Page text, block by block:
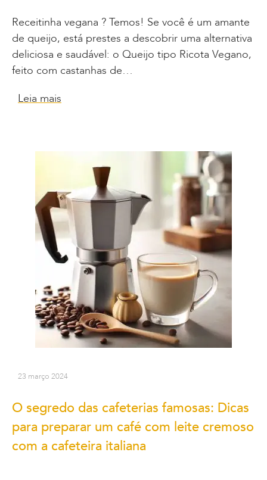
Receitinha vegana ? Temos! Se você é um amante
de queijo, está prestes a descobrir uma alternativa
deliciosa e saudável: o Queijo tipo Ricota Vegano,
feito com castanhas de…
Leia mais
23 março 2024
O segredo das cafeterias famosas: Dicas
para preparar um café com leite cremoso
com a cafeteira italiana